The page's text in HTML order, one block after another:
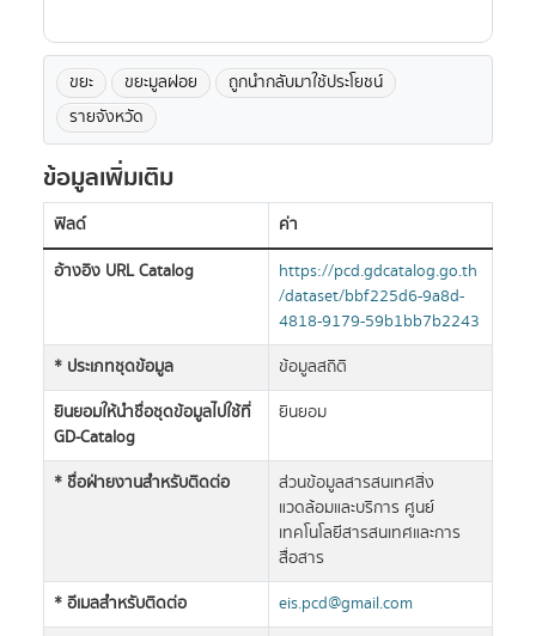
ขยะ ขยะมูลฝอย
ถูกนำกลับมาใช้ประโยชน์
รายจังหวัด
ข้อมูลเพิ่มเติม
ฟิลด์
ค่า
อ้างอิง URL Catalog
https://pcd.gdcatalog.go.th
/dataset/bbf225d6-9a8d-
4818-9179-59b1bb7b2243
* ประเภทชุดข้อมูล
ข้อมูลสถิติ
ยินยอมให้นำชื่อชุดข้อมูลไปใช้ที่
GD-Catalog
ยินยอม
* ชื่อฝ่ายงานสำหรับติดต่อ
ส่วนข้อมูลสารสนเทศสิ่ง
แวดล้อมและบริการ ศูนย์
เทคโนโลยีสารสนเทศและการ
สื่อสาร
* อีเมลสำหรับติดต่อ
eis.pcd@gmail.com